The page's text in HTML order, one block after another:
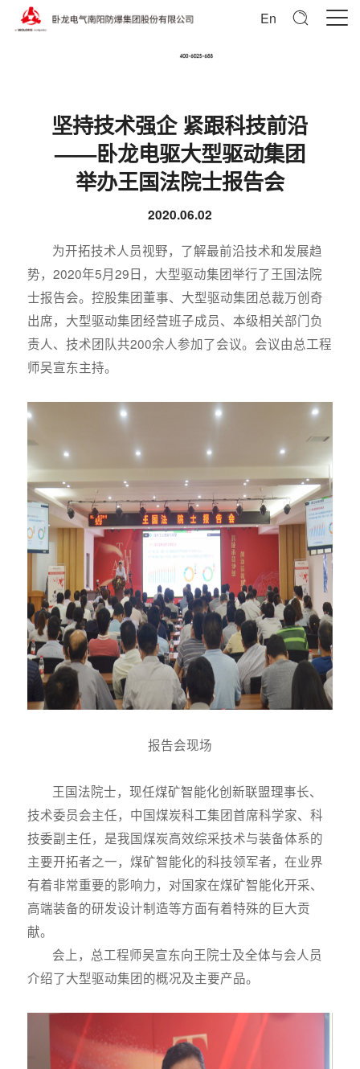
En
坚持技术强企 紧跟科技前沿
——卧龙电驱大型驱动集团
举办王国法院士报告会
2020.06.02
为开拓技术人员视野，了解最前沿技术和发展趋
势，2020年5月29日，大型驱动集团举行了王国法院
士报告会。控股集团董事、大型驱动集团总裁万创奇
出席，大型驱动集团经营班子成员、本级相关部门负
责人、技术团队共200余人参加了会议。会议由总工程
师吴宣东主持。
报告会现场
王国法院士，现任煤矿智能化创新联盟理事长、
技术委员会主任，中国煤炭科工集团首席科学家、科
技委副主任，是我国煤炭高效综采技术与装备体系的
主要开拓者之一，煤矿智能化的科技领军者，在业界
有着非常重要的影响力，对国家在煤矿智能化开采、
高端装备的研发设计制造等方面有着特殊的巨大贡
献。
会上，总工程师吴宣东向王院士及全体与会人员
介绍了大型驱动集团的概况及主要产品。